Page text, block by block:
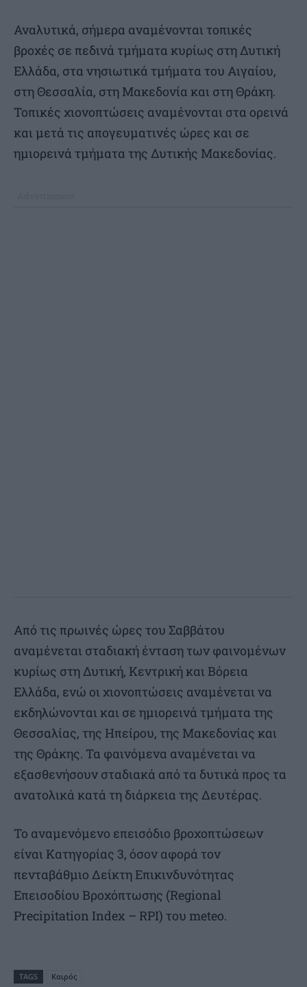
Αναλυτικά, σήμερα αναμένονται τοπικές
βροχές σε πεδινά τμήματα κυρίως στη Δυτική
Ελλάδα, στα νησιωτικά τμήματα του Αιγαίου,
στη Θεσσαλία, στη Μακεδονία και στη Θράκη.
Τοπικές χιονοπτώσεις αναμένονται στα ορεινά
και μετά τις απογευματινές ώρες και σε
ημιορεινά τμήματα της Δυτικής Μακεδονίας.
Από τις πρωινές ώρες του Σαββάτου
αναμένεται σταδιακή ένταση των φαινομένων
κυρίως στη Δυτική, Κεντρική και Βόρεια
Ελλάδα, ενώ οι χιονοπτώσεις αναμένεται να
εκδηλώνονται και σε ημιορεινά τμήματα της
Θεσσαλίας, της Ηπείρου, της Μακεδονίας και
της Θράκης. Τα φαινόμενα αναμένεται να
εξασθενήσουν σταδιακά από τα δυτικά προς τα
ανατολικά κατά τη διάρκεια της Δευτέρας.
Το αναμενόμενο επεισόδιο βροχοπτώσεων
είναι Κατηγορίας 3, όσον αφορά τον
πενταβάθμιο Δείκτη Επικινδυνότητας
Επεισοδίου Βροχόπτωσης (Regional
Precipitation Index – RPI) του meteo.
TAGS
Καιρός